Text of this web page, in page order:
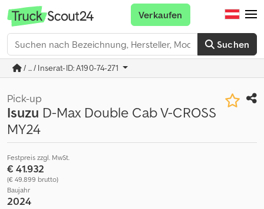
Suchen
Verkaufen
/ ... / Inserat-ID: A190-74-271
Pick-up
Isuzu D-Max Double Cab V-CROSS
MY24
Festpreis zzgl. MwSt.
€ 41.932
(€ 49.899 brutto)
Baujahr
2024